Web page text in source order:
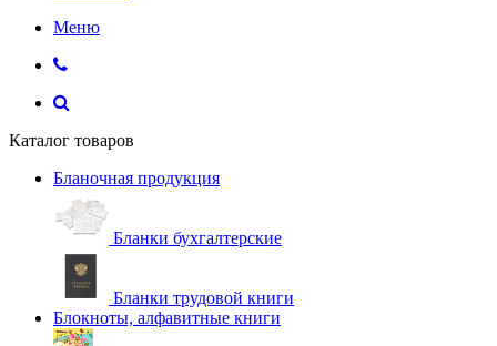
Меню
Каталог товаров
Бланочная продукция
Бланки бухгалтерские
Бланки трудовой книги
Блокноты, алфавитные книги